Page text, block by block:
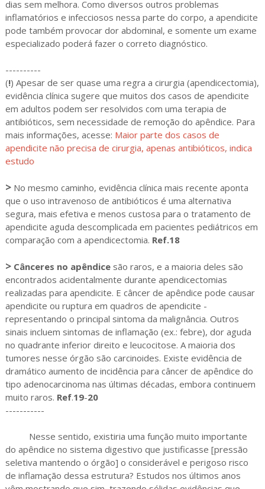
dias sem melhora. Como diversos outros problemas
inflamatórios e infecciosos nessa parte do corpo, a apendicite
pode também provocar dor abdominal, e somente um exame
especializado poderá fazer o correto diagnóstico.
----------
(!) Apesar de ser quase uma regra a cirurgia (apendicectomia),
evidência clínica sugere que muitos dos casos de apendicite
em adultos podem ser resolvidos com uma terapia de
antibióticos, sem necessidade de remoção do apêndice. Para
mais informações, acesse: Maior parte dos casos de
apendicite não precisa de cirurgia, apenas antibióticos, indica
estudo
>No mesmo caminho, evidência clínica mais recente aponta
que o uso intravenoso de antibióticos é uma alternativa
segura, mais efetiva e menos custosa para o tratamento de
apendicite aguda descomplicada em pacientes pediátricos em
comparação com a apendicectomia. Ref.18
> Cânceres no apêndicesão raros, e a maioria deles são
encontrados acidentalmente durante apendicectomias
realizadas para apendicite. E câncer de apêndice pode causar
apendicite ou ruptura em quadros de apendicite -
representando o principal sintoma da malignância. Outros
sinais incluem sintomas de inflamação (ex.: febre), dor aguda
no quadrante inferior direito e leucocitose. A maioria dos
tumores nesse órgão são carcinoides. Existe evidência de
dramático aumento de incidência para câncer de apêndice do
tipo adenocarcinoma nas últimas décadas, embora continuem
muito raros. Ref.19-20
-----------
Nesse sentido, existiria uma função muito importante
do apêndice no sistema digestivo que justificasse [pressão
seletiva mantendo o órgão] o considerável e perigoso risco
de inflamação dessa estrutura? Estudos nos últimos anos